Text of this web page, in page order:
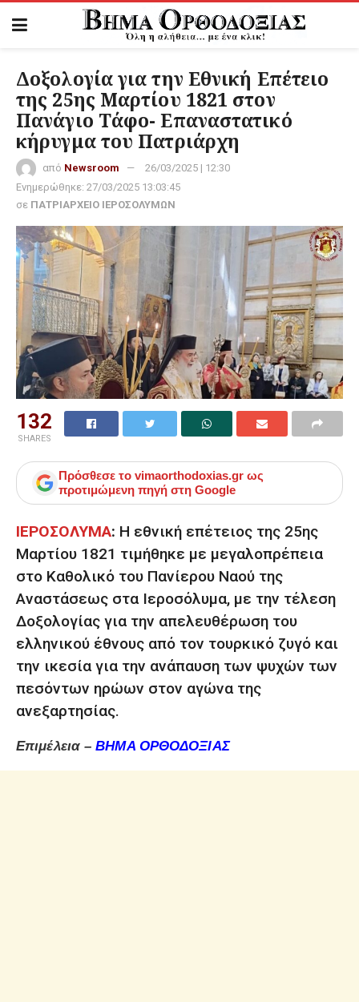
Δοξολογία για την Εθνική Επέτειο
της 25ης Μαρτίου 1821 στον
Πανάγιο Τάφο- Επαναστατικό
κήρυγμα του Πατριάρχη
από Newsroom
26/03/2025 | 12:30
Ενημερώθηκε: 27/03/2025 13:03:45
σε ΠΑΤΡΙΑΡΧΕΙΟ ΙΕΡΟΣΟΛΥΜΩΝ
132
SHARES
Πρόσθεσε το vimaorthodoxias.gr ως
προτιμώμενη πηγή στη Google
ΙΕΡΟΣΟΛΥΜΑ: Η εθνική επέτειος της 25ης
Μαρτίου 1821 τιμήθηκε με μεγαλοπρέπεια
στο Καθολικό του Πανίερου Ναού της
Αναστάσεως στα Ιεροσόλυμα, με την τέλεση
Δοξολογίας για την απελευθέρωση του
ελληνικού έθνους από τον τουρκικό ζυγό και
την ικεσία για την ανάπαυση των ψυχών των
πεσόντων ηρώων στον αγώνα της
ανεξαρτησίας.
Επιμέλεια –ΒΗΜΑ ΟΡΘΟΔΟΞΙΑΣ